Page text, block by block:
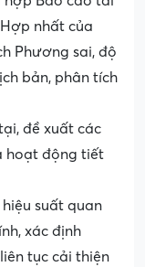
nhất của
Phương sai, độ
bản, phân tích
đề xuất các
hoạt động tiết
suất quan
xác định
tục cải thiện